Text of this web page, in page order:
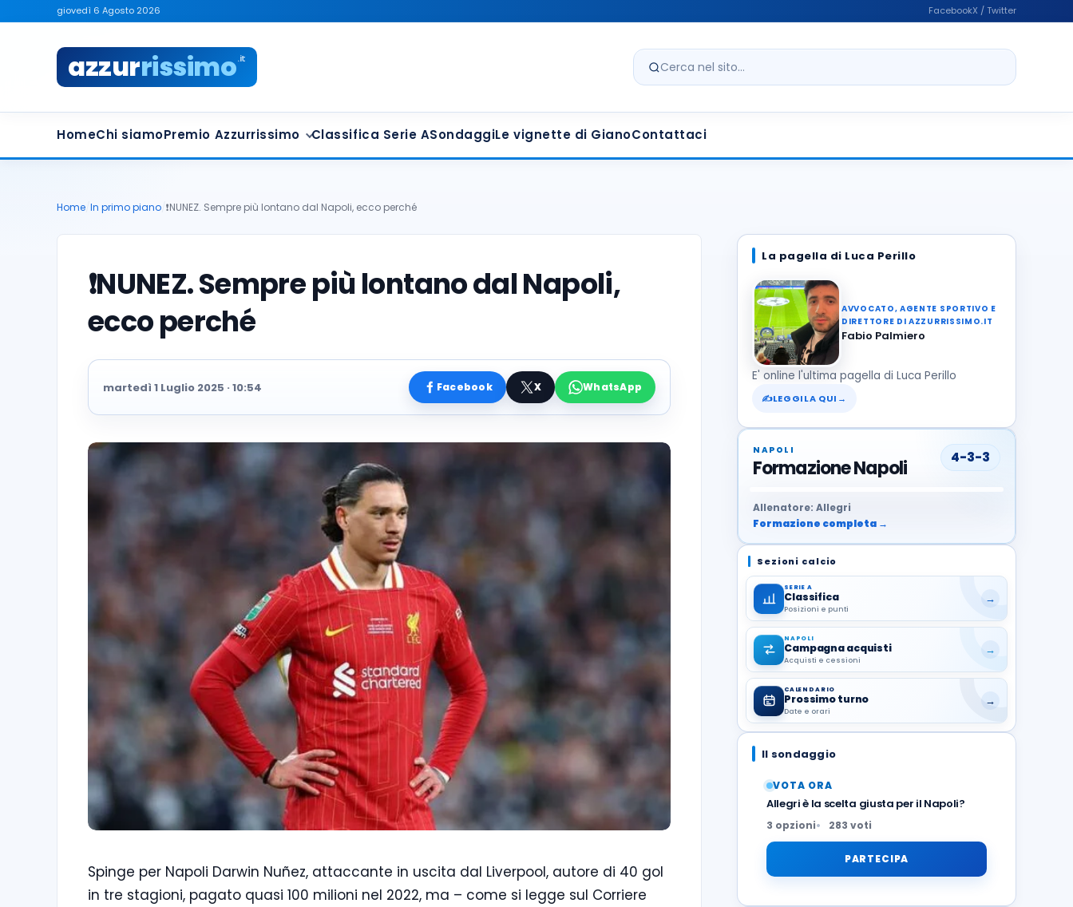
giovedì 6 Agosto 2026 FacebookX / Twitter
azzurrissimo.it
Cerca nel sito
HomeChi siamoPremio Azzurrissimo Classifica Serie ASondaggiLe vignette di GianoContattaci
Home In primo piano ❗️NUNEZ. Sempre più lontano dal Napoli, ecco perché
❗️NUNEZ. Sempre più lontano dal Napoli,
ecco perché
martedì 1 Luglio 2025 · 10:54 Facebook X WhatsApp
Spinge per Napoli Darwin Nuñez, attaccante in uscita dal Liverpool, autore di 40 gol
in tre stagioni, pagato quasi 100 milioni nel 2022, ma – come si legge sul Corriere
La pagella di Luca Perillo
AVVOCATO, AGENTE SPORTIVO E
DIRETTORE DI AZZURRISSIMO.IT
Fabio Palmiero
E' online l'ultima pagella di Luca Perillo
✍LEGGILA QUI →
NAPOLI
Formazione Napoli 4-3-3
Allenatore: Allegri
Formazione completa →
Sezioni calcio
SERIE A
Classifica
Posizioni e punti
→
NAPOLI
Campagna acquisti
Acquisti e cessioni
→
CALENDARIO
Prossimo turno
Date e orari
→
Il sondaggio
VOTA ORA
Allegri è la scelta giusta per il Napoli?
3 opzioni 283 voti
PARTECIPA